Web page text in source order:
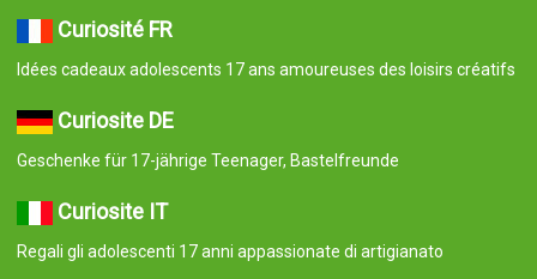
Curiosité FR
Idées cadeaux adolescents 17 ans amoureuses des loisirs créatifs
Curiosite DE
Geschenke für 17-jährige Teenager, Bastelfreunde
Curiosite IT
Regali gli adolescenti 17 anni appassionate di artigianato